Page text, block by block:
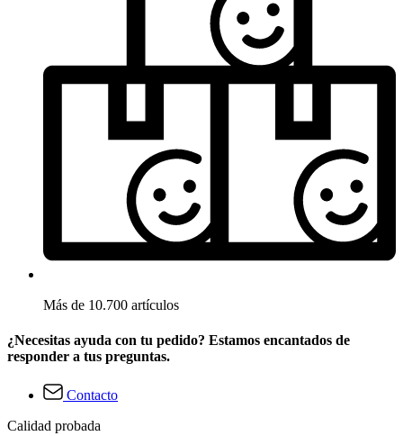
Más de 10.700 artículos
¿Necesitas ayuda con tu pedido? Estamos encantados de
responder a tus preguntas.
Contacto
Calidad probada